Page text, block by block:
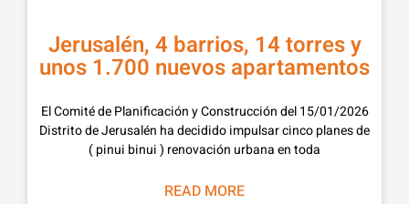
Jerusalén, 4 barrios, 14 torres y
unos 1.700 nuevos apartamentos
15/01/2026 El Comité de Planificación y Construcción del
Distrito de Jerusalén ha decidido impulsar cinco planes de
( pinui binui ) renovación urbana en toda
READ MORE